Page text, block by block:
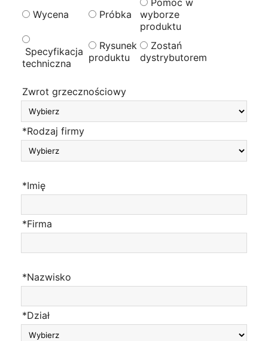
Wycena Próbka
Pomoc w
wyborze
produktu
Specyfikacja
techniczna
Rysunek
produktu
Zostań
dystrybutorem
Zwrot grzecznościowy
*Rodzaj firmy
*Imię
*Firma
*Nazwisko
*Dział